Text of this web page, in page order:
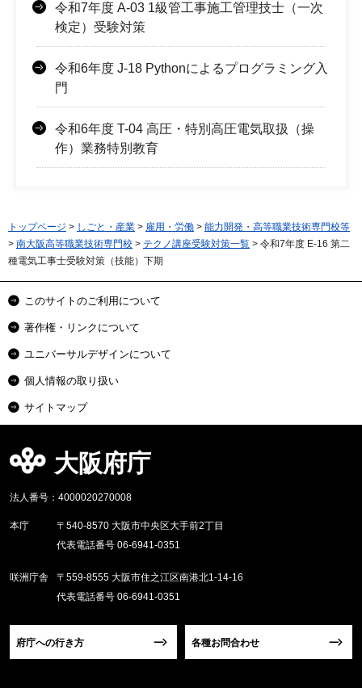
令和7年度 A-03 1級管工事施工管理技士（一次
検定）受験対策
令和6年度 J-18 Pythonによるプログラミング入
門
令和6年度 T-04 高圧・特別高圧電気取扱（操
作）業務特別教育
トップページ > しごと・産業 > 雇用・労働 > 能力開発・高等職業技術専門校等
> 南大阪高等職業技術専門校 > テクノ講座受験対策一覧 > 令和7年度 E-16 第二
種電気工事士受験対策（技能）下期
このサイトのご利用について
著作権・リンクについて
ユニバーサルデザインについて
個人情報の取り扱い
サイトマップ
大阪府庁
法人番号：4000020270008
本庁
〒540-8570 大阪市中央区大手前2丁目
代表電話番号 06-6941-0351
咲洲庁舎
〒559-8555 大阪市住之江区南港北1-14-16
代表電話番号 06-6941-0351
府庁への行き方 各種お問合わせ